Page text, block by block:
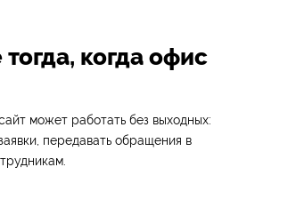
когда офис
может работать без выходных:
передавать обращения в